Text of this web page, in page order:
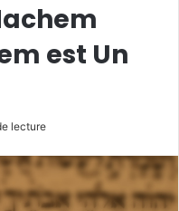
est Un
lecture